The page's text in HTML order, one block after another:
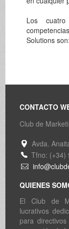
Los
Solutions
CONTACTO
Club de
Avda.
Tfno: (+34)
QUIENES
El Club de
lucrativos
para